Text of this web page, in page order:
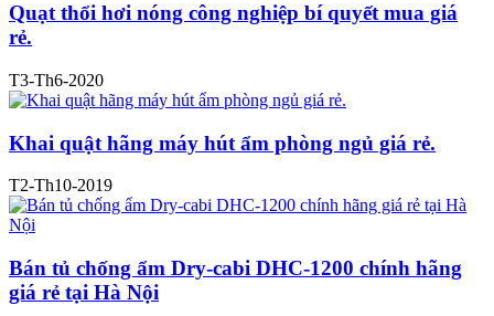
Quạt thổi hơi nóng công nghiệp bí quyết mua giá
rẻ.
T3-Th6-2020
Khai quật hãng máy hút ẩm phòng ngủ giá rẻ.
T2-Th10-2019
Bán tủ chống ẩm Dry-cabi DHC-1200 chính hãng
giá rẻ tại Hà Nội